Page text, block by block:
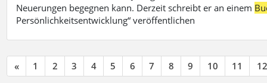
Neuerungen begegnen kann. Derzeit schreibt er an einem
Persönlichkeitsentwicklung“ veröffentlichen
« 1 2 3 4 5 6 7 8 9 10 11 12